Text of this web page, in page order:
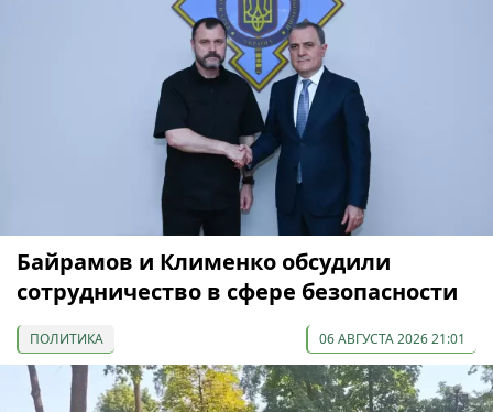
Байрамов и Клименко обсудили
сотрудничество в сфере безопасности
ПОЛИТИКА 06 АВГУСТА 2026 21:01